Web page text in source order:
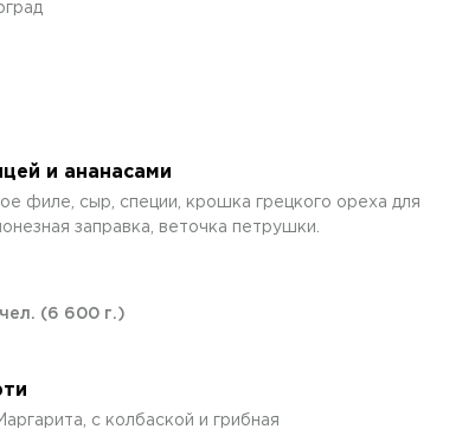
и ананасами
филе, сыр, специи, крошка грецкого ореха для
заправка, веточка петрушки.
(6 600 г.)
с колбаской и грибная